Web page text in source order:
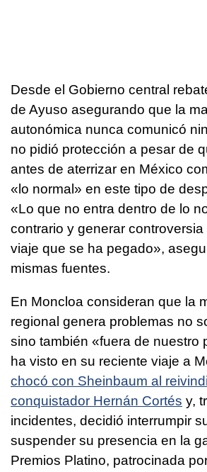
Desde el Gobierno central
de Ayuso asegurando que la
autonómica nunca comunicó
no pidió protección a pesar de
antes de aterrizar en México
«lo normal» en este tipo de
«Lo que no entra dentro de lo
contrario y generar controversia
viaje que se ha pegado»,
mismas fuentes.
En Moncloa consideran que la
regional genera problemas no
sino también «fuera de nuestro
ha visto en su reciente viaje a
chocó con Sheinbaum al
conquistador Hernán Cortés y,
incidentes, decidió interrumpir
suspender su presencia en la
Premios Platino, patrocinada